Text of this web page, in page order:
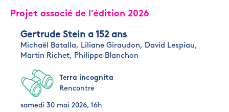
Projet associé de l'édition 2026
Gertrude Stein a 152 ans
Michaël Batalla, Liliane Giraudon, David Lespiau,
Martin Richet, Philippe Blanchon
Terra incognita
Rencontre
samedi 30 mai 2026, 16h